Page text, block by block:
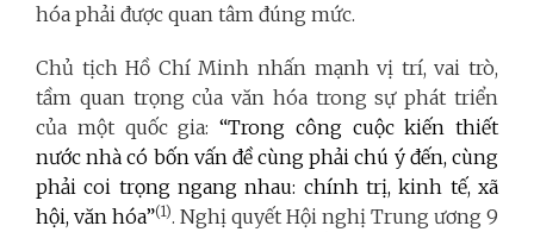
hóa phải được quan tâm đúng mức.
Chủ tịch Hồ Chí Minh nhấn mạnh vị trí, vai trò,
tầm quan trọng của văn hóa trong sự phát triển
của một quốc gia: “Trong công cuộc kiến thiết
nước nhà có bốn vấn đề cùng phải chú ý đến, cùng
phải coi trọng ngang nhau: chính trị, kinh tế, xã
hội, văn hóa”(1). Nghị quyết Hội nghị Trung ương 9